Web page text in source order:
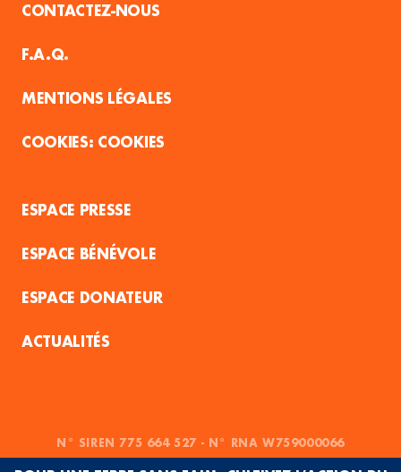
CONTACTEZ-NOUS
F.A.Q.
MENTIONS LÉGALES
COOKIES
ESPACE PRESSE
ESPACE BÉNÉVOLE
ESPACE DONATEUR
ACTUALITÉS
N° SIREN 775 664 527 - N° RNA W759000066